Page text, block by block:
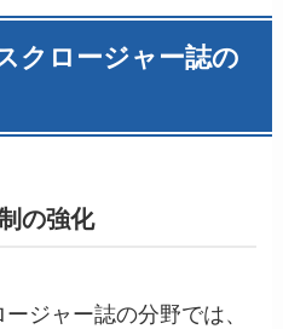
クロージャー誌の
の強化
ジャー誌の分野では、